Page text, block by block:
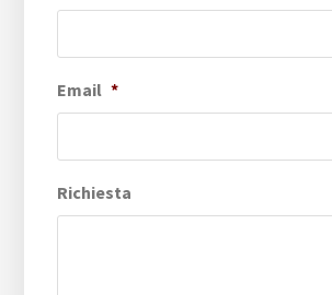
Email *
Richiesta